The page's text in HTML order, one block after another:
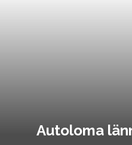
Autoloma